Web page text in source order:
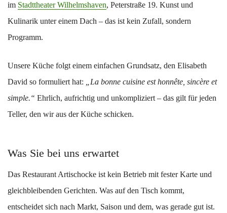
im Stadttheater Wilhelmshaven, Peterstraße 19. Kunst und
Kulinarik unter einem Dach – das ist kein Zufall, sondern
Programm.
Unsere Küche folgt einem einfachen Grundsatz, den Elisabeth
David so formuliert hat:
„La bonne cuisine est honnête, sincère et
simple.“ Ehrlich, aufrichtig und unkompliziert – das gilt für jeden
Teller, den wir aus der Küche schicken.
Was Sie bei uns erwartet
Das Restaurant Artischocke ist kein Betrieb mit fester Karte und
gleichbleibenden Gerichten. Was auf den Tisch kommt,
entscheidet sich nach Markt, Saison und dem, was gerade gut ist.